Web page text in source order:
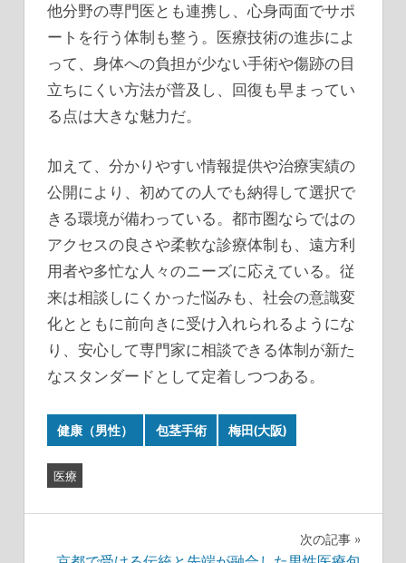
他分野の専門医とも連携し、心身両面でサポ
ートを行う体制も整う。医療技術の進歩によ
って、身体への負担が少ない手術や傷跡の目
立ちにくい方法が普及し、回復も早まってい
る点は大きな魅力だ。
加えて、分かりやすい情報提供や治療実績の
公開により、初めての人でも納得して選択で
きる環境が備わっている。都市圏ならではの
アクセスの良さや柔軟な診療体制も、遠方利
用者や多忙な人々のニーズに応えている。従
来は相談しにくかった悩みも、社会の意識変
化とともに前向きに受け入れられるようにな
り、安心して専門家に相談できる体制が新た
なスタンダードとして定着しつつある。
健康（男性） 包茎手術 梅田(大阪)
医療
次の記事